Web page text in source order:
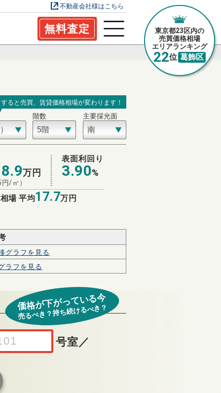
不動産会社様はこちら
無料査定
東京都23区内の
売買価格相場
エリアランキング
22位 葛飾区
ると売買、賃貸価格相場が変わります！
階数 主要採光面
万円
円/㎡）
表面利回り
3.90%
場 平均17.7万円
グラフを見る
ラフを見る
号室 ／
価格が下がっている今
売るべき？持ち続けるべき？